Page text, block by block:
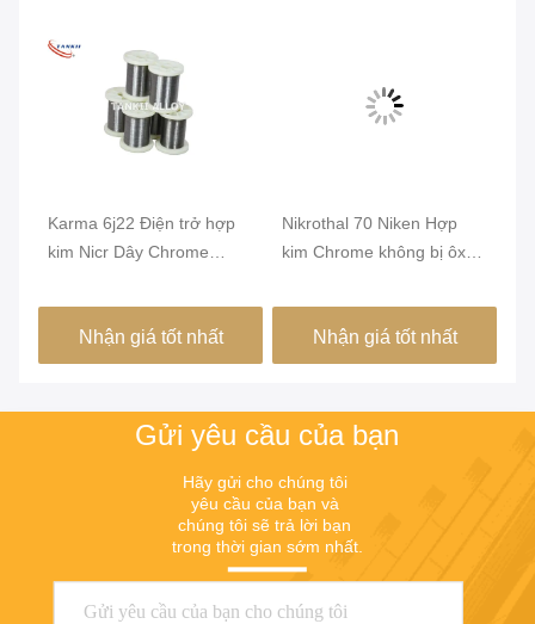
Karma 6j22 Điện trở hợp
kim Nicr Dây Chrome
Nhận giá tốt nhất
Nikrothal 70 Niken Hợp
kim Chrome không bị ôxy
Nhận giá tốt nhất
Gửi yêu cầu của bạn
Hãy gửi cho chúng tôi
yêu cầu của bạn và
chúng tôi sẽ trả lời bạn
trong thời gian sớm nhất.